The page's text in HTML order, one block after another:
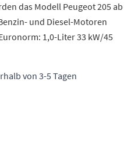
das Modell Peugeot 205 ab
und Diesel-Motoren
1,0-Liter 33 kW/45
von 3-5 Tagen